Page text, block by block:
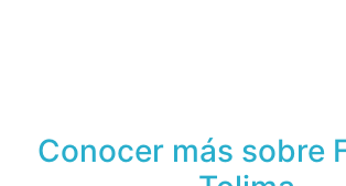
Conocer más sobre